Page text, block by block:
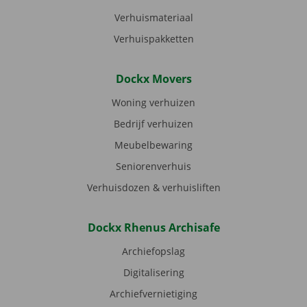
Verhuismateriaal
Verhuispakketten
Dockx Movers
Woning verhuizen
Bedrijf verhuizen
Meubelbewaring
Seniorenverhuis
Verhuisdozen & verhuisliften
Dockx Rhenus Archisafe
Archiefopslag
Digitalisering
Archiefvernietiging